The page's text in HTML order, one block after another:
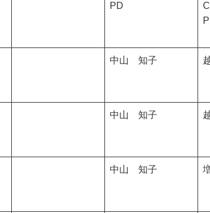
PD
中山 知子
中山 知子
中山 知子